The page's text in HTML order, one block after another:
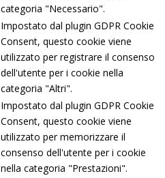
categoria "Necessario".
Impostato dal plugin GDPR Cookie
Consent, questo cookie viene
utilizzato per registrare il consenso
dell'utente per i cookie nella
categoria "Altri".
Impostato dal plugin GDPR Cookie
Consent, questo cookie viene
utilizzato per memorizzare il
consenso dell'utente per i cookie
nella categoria "Prestazioni".